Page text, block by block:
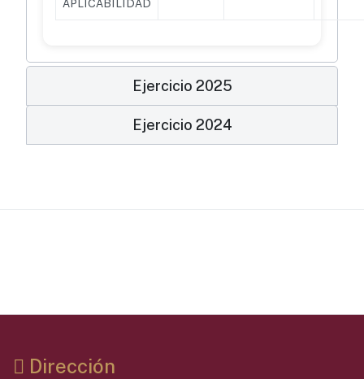
APLICABILIDAD
Ejercicio 2025
Ejercicio 2024
Dirección